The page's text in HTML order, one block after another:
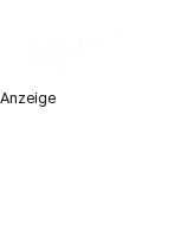
Anzeige